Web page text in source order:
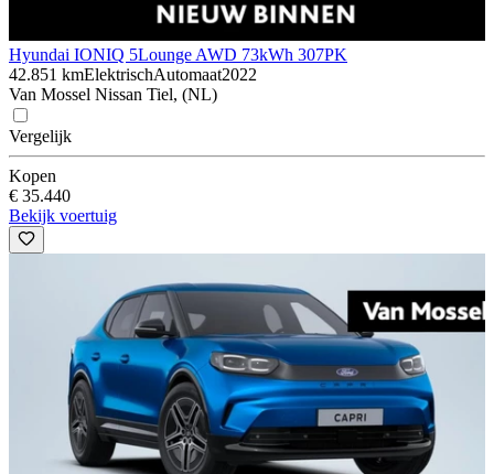
Hyundai IONIQ 5Lounge AWD 73kWh 307PK
42.851 kmElektrischAutomaat2022
Van Mossel Nissan Tiel, (NL)
Vergelijk
Kopen
€ 35.440
Bekijk voertuig